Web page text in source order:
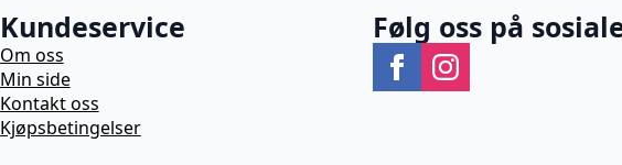
Kundeservice
Om oss
Min side
Kontakt oss
Kjøpsbetingelser
Følg oss på